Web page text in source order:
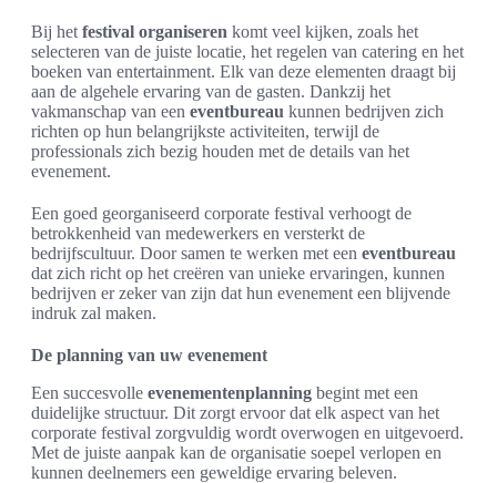
Bij het festival organiseren komt veel kijken, zoals het
selecteren van de juiste locatie, het regelen van catering en het
boeken van entertainment. Elk van deze elementen draagt bij
aan de algehele ervaring van de gasten. Dankzij het
vakmanschap van een eventbureau kunnen bedrijven zich
richten op hun belangrijkste activiteiten, terwijl de
professionals zich bezig houden met de details van het
evenement.
Een goed georganiseerd corporate festival verhoogt de
betrokkenheid van medewerkers en versterkt de
bedrijfscultuur. Door samen te werken met een eventbureau
dat zich richt op het creëren van unieke ervaringen, kunnen
bedrijven er zeker van zijn dat hun evenement een blijvende
indruk zal maken.
De planning van uw evenement
Een succesvolle evenementenplanning begint met een
duidelijke structuur. Dit zorgt ervoor dat elk aspect van het
corporate festival zorgvuldig wordt overwogen en uitgevoerd.
Met de juiste aanpak kan de organisatie soepel verlopen en
kunnen deelnemers een geweldige ervaring beleven.